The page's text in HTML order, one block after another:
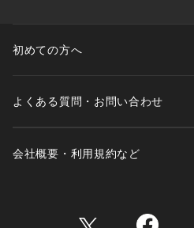
初めての方へ
よくある質問・お問い合わせ
会社概要・利用規約など